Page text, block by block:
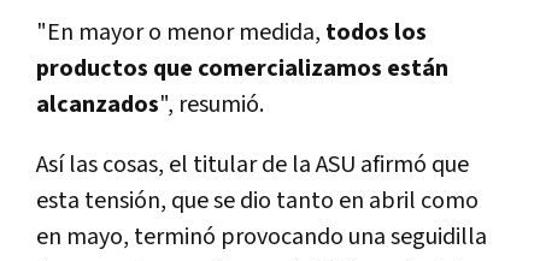
"En mayor o menor medida, todos los
productos que comercializamos están
alcanzados", resumió.
Así­ las cosas, el titular de la ASU afirmó que
esta tensión, que se dio tanto en abril como
en mayo, terminó provocando una seguidilla